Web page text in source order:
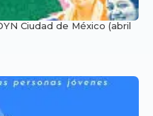
Ciudad de México (abril